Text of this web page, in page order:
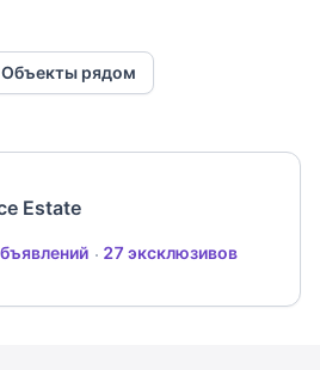
Объекты рядом
Estate
27 эксклюзивов